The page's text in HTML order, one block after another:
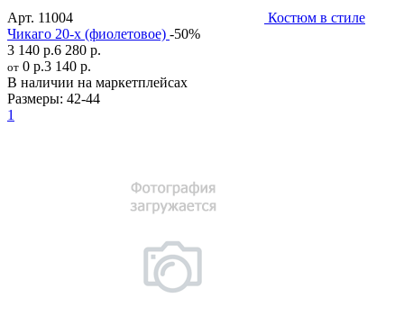
Арт. 11004
Костюм в стиле
Чикаго 20-х (фиолетовое) -50%
3 140 р.6 280 р.
от 0 р.3 140 р.
В наличии на маркетплейсах
Размеры: 42-44
1